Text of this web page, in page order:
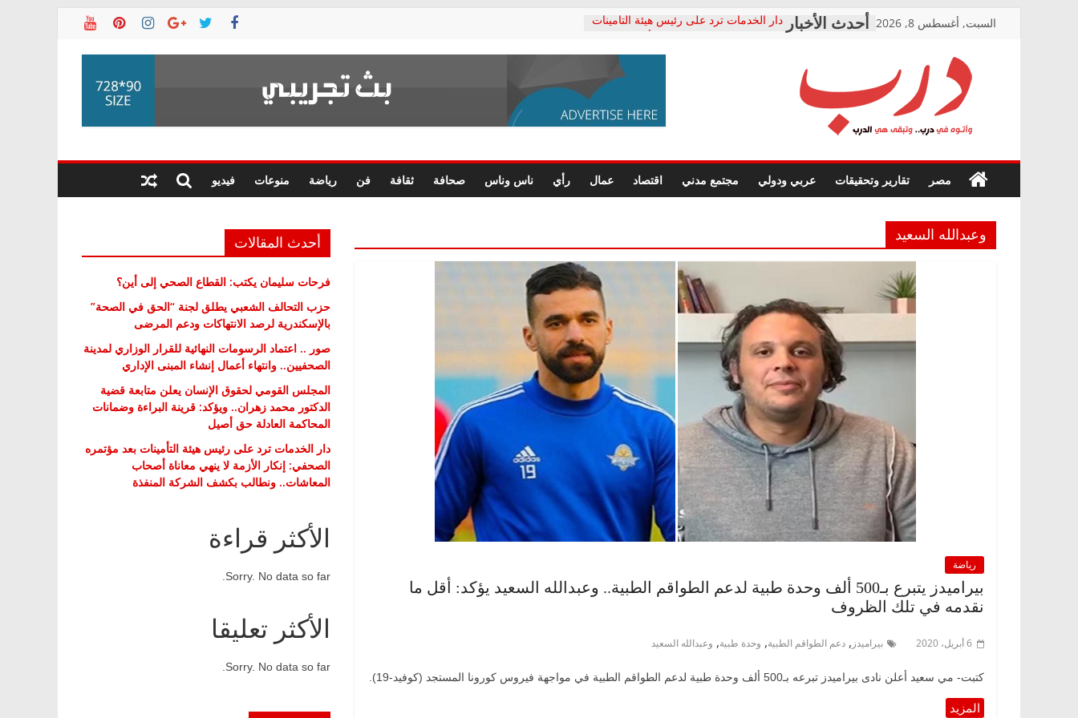
السبت, أغسطس 8, 2026
دار الخدمات ترد على رئيس هيئة التأمينات
معاناة أصحاب المعاشات.. ونطالب بكشف
فرحات سليمان يكتب: القطاع الصحي إلى
حزب التحالف الشعبي يطلق لجنة “الحق
صور .. اعتماد الرسومات النهائية للقرار
الوزاري لمدينة الصحفيين.. وانتهاء أعمال
إنشاء المبنى الإداري
قرينة البراءة وضمانات المحاكمة العادلة
حق أصيل
درب
في
درب..
هي
الدرب
مصر تقارير وتحقيقات عربي ودولي مجتمع مدني اقتصاد عمال رأي ناس وناس صحافة ثقافة فن رياضة منوعات فيديو
وعبدالله السعيد
رياضة
بيراميدز يتبرع بـ500 ألف وحدة طبية لدعم الطواقم الطبية.. وعبدالله السعيد يؤكد: أقل ما
نقدمه في تلك الظروف
6 أبريل، 2020 بيراميدز , دعم الطواقم الطبية, وحدة طبية, وعبدالله السعيد
كتبت- مي سعيد أعلن نادى بيراميدز تبرعه بـ500 ألف وحدة طبية لدعم الطواقم الطبية في مواجهة فيروس كورونا المستجد (كوفيد-19).
أحدث المقالات
فرحات سليمان يكتب: القطاع الصحي إلى أين؟
حزب التحالف الشعبي يطلق لجنة “الحق في الصحة”
بالإسكندرية لرصد الانتهاكات ودعم المرضى
صور .. اعتماد الرسومات النهائية للقرار الوزاري لمدينة
الصحفيين.. وانتهاء أعمال إنشاء المبنى الإداري
المجلس القومي لحقوق الإنسان يعلن متابعة قضية
الدكتور محمد زهران.. ويؤكد: قرينة البراءة وضمانات
المحاكمة العادلة حق أصيل
دار الخدمات ترد على رئيس هيئة التأمينات بعد مؤتمره
الصحفي: إنكار الأزمة لا ينهي معاناة أصحاب
المعاشات.. ونطالب بكشف الشركة المنفذة
الأكثر قراءة
Sorry. No data so far.
الأكثر تعليقا
Sorry. No data so far.